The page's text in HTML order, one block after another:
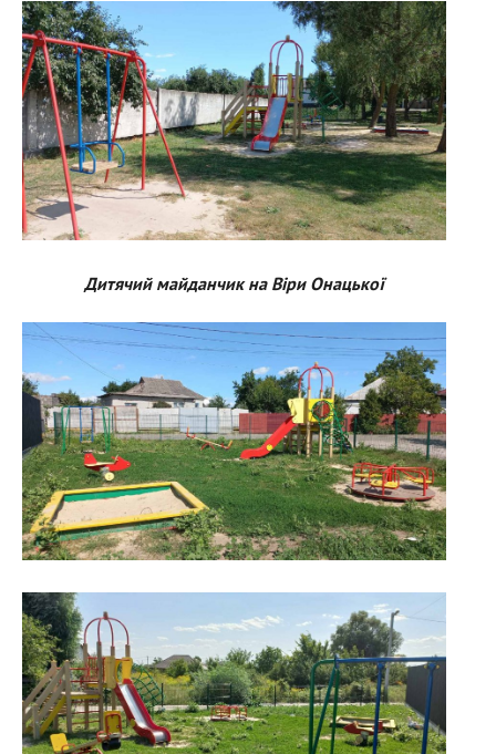
Дитячий майданчик на Віри Онацької